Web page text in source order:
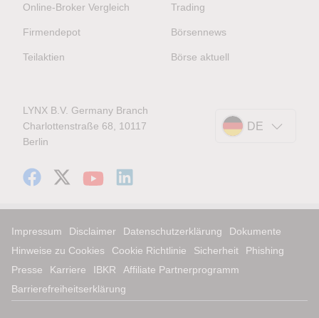
Online-Broker Vergleich
Firmendepot
Teilaktien
Trading
Börsennews
Börse aktuell
LYNX B.V. Germany Branch
Charlottenstraße 68, 10117
Berlin
DE
Impressum Disclaimer Datenschutzerklärung
Dokumente
Hinweise zu Cookies
Cookie Richtlinie Sicherheit
Phishing
Presse
Karriere IBKR
Affiliate Partnerprogramm
Barrierefreiheitserklärung